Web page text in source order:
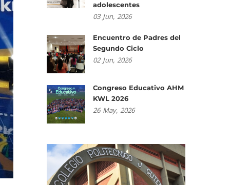
adolescentes
03 Jun, 2026
Encuentro de Padres del
Segundo Ciclo
02 Jun, 2026
Congreso Educativo AHM
KWL 2026
26 May, 2026